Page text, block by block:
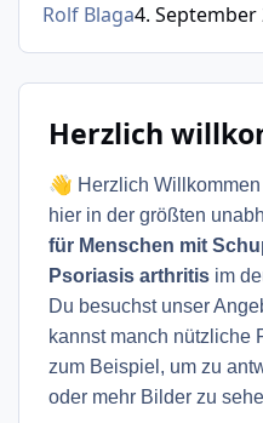
Rolf Blaga4. September
Herzlich
👋 Herzlich
hier in der größten
für Menschen mit
Psoriasis arthritis im
Du besuchst unser
kannst manch nützliche
zum Beispiel, um zu
oder mehr Bilder zu